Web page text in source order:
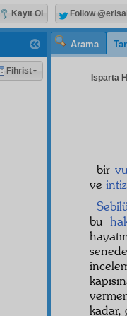
Arama
Isparta
bir
ve
bu
kadar,
Fihrist
Kayıt Ol Follow